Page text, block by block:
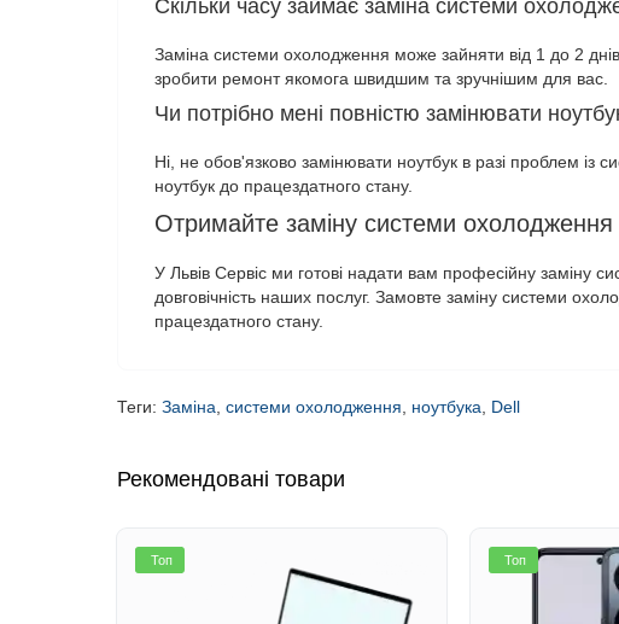
Скільки часу займає заміна системи
Заміна системи охолодження може зайняти від 1 до 2
зробити ремонт якомога швидшим та зручнішим для вас.
Чи потрібно мені повністю замінювати
Ні, не обов'язково замінювати ноутбук в разі проблем із
ноутбук до працездатного стану.
Отримайте заміну системи охолодження
У Львів Сервіс ми готові надати вам професійну заміну
довговічність наших послуг. Замовте заміну системи
працездатного стану.
Теги: Заміна системи охолодження ноутбука Dell
Рекомендовані товари
Топ Топ